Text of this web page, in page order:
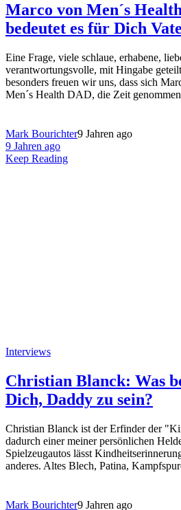
Marco von Men´s
bedeutet es für Dich
Eine Frage, viele schlaue, erhabene,
verantwortungsvolle, mit Hingabe
besonders freuen wir uns, dass sich
Men´s Health DAD, die Zeit
Mark Bourichter9 Jahren ago
9 Jahren ago
Keep Reading
Interviews
Christian Blanck: Was
Dich, Daddy zu sein?
Christian Blanck ist der Erfinder der
dadurch einer meiner persönlichen
Spielzeugautos lässt
anderes. Altes Blech, Patina,
Mark Bourichter9 Jahren ago